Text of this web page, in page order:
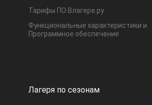
Тарифы ПО Влагере.ру
Функциональные характеристики и
Программное обеспечение
Лагеря по сезонам